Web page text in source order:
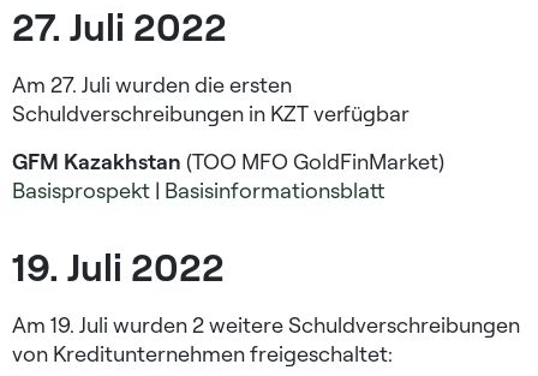
27. Juli 2022
Am 27. Juli wurden die ersten
Schuldverschreibungen in KZT verfügbar
GFM Kazakhstan (TOO MFO GoldFinMarket)
Basisprospekt | Basisinformationsblatt
19. Juli 2022
Am 19. Juli wurden 2 weitere Schuldverschreibungen
von Kreditunternehmen freigeschaltet: